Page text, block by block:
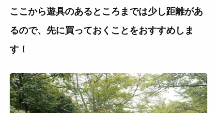
ここから遊具のあるところまでは少し距離があ
るので、先に買っておくことをおすすめしま
す！